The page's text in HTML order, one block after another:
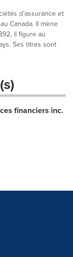
d’assurance et
Canada. Il mène
il figure au
Ses titres sont
financiers inc.